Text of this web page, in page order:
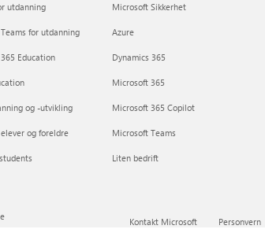
utdanning
for utdanning
Education
og -utvikling
og foreldre
Microsoft Sikkerhet
Azure
Dynamics 365
Microsoft 365
Microsoft 365 Copilot
Microsoft Teams
Liten bedrift
Kontakt Microsoft Personvern